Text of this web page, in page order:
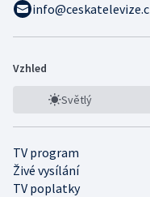
Vzhled
Světlý
TV program
Živé vysílání
TV poplatky